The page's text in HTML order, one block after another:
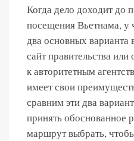
Когда дело доходит до
посещения Вьетнама, у
два основных варианта
сайт правительства
к авторитетным
имеет свои
сравним эти два
принять обоснованное
маршрут выбрать,